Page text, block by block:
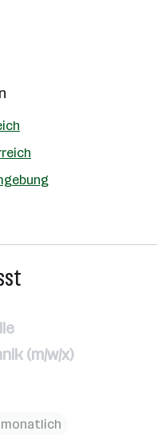
(m/w/x)
monatlich